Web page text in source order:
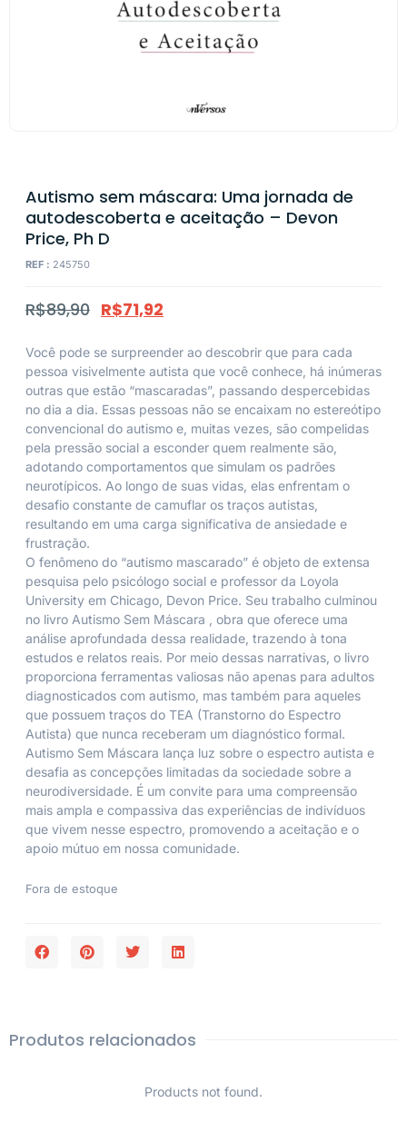
Autismo sem máscara: Uma jornada de
autodescoberta e aceitação – Devon
Price, Ph D
REF : 245750
R$89,90 R$71,92
Você pode se surpreender ao descobrir que para cada
pessoa visivelmente autista que você conhece, há inúmeras
outras que estão “mascaradas”, passando despercebidas
no dia a dia. Essas pessoas não se encaixam no estereótipo
convencional do autismo e, muitas vezes, são compelidas
pela pressão social a esconder quem realmente são,
adotando comportamentos que simulam os padrões
neurotípicos. Ao longo de suas vidas, elas enfrentam o
desafio constante de camuflar os traços autistas,
resultando em uma carga significativa de ansiedade e
frustração.
O fenômeno do “autismo mascarado” é objeto de extensa
pesquisa pelo psicólogo social e professor da Loyola
University em Chicago, Devon Price. Seu trabalho culminou
no livro Autismo Sem Máscara
, obra que oferece uma
análise aprofundada dessa realidade, trazendo à tona
estudos e relatos reais. Por meio dessas narrativas, o livro
proporciona ferramentas valiosas não apenas para adultos
diagnosticados com autismo, mas também para aqueles
que possuem traços do TEA (Transtorno do Espectro
Autista) que nunca receberam um diagnóstico formal.
Autismo Sem Máscara lança luz sobre o espectro autista e
desafia as concepções limitadas da sociedade sobre a
neurodiversidade. É um convite para uma compreensão
mais ampla e compassiva das experiências de indivíduos
que vivem nesse espectro, promovendo a aceitação e o
apoio mútuo em nossa comunidade.
Fora de estoque
Produtos relacionados
Products not found.